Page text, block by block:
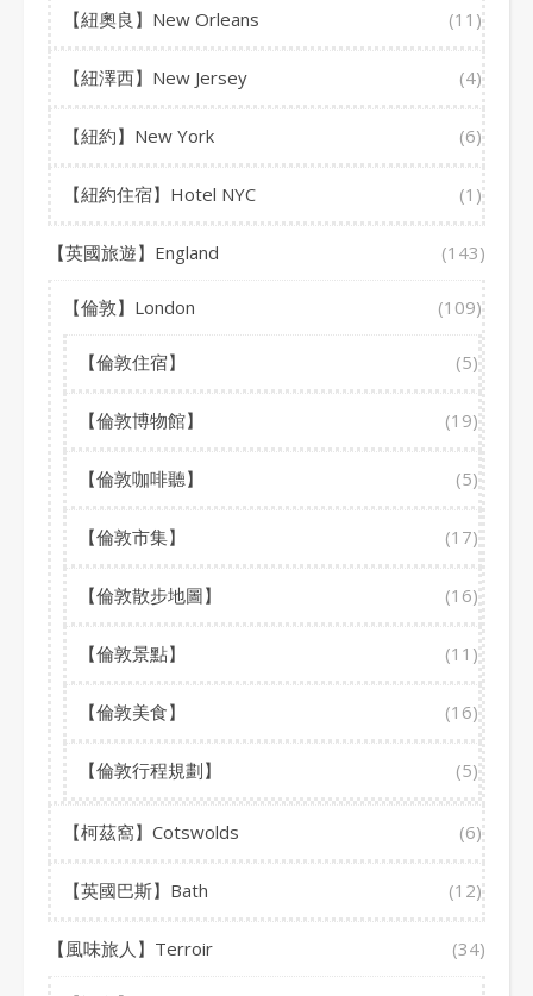
【紐奧良】New Orleans (11)
【紐澤西】New Jersey (4)
【紐約】New York (6)
【紐約住宿】Hotel NYC (1)
【英國旅遊】England (143)
【倫敦】London (109)
【倫敦住宿】 (5)
【倫敦博物館】 (19)
【倫敦咖啡聽】 (5)
【倫敦市集】 (17)
【倫敦散步地圖】 (16)
【倫敦景點】 (11)
【倫敦美食】 (16)
【倫敦行程規劃】 (5)
【柯茲窩】Cotswolds (6)
【英國巴斯】Bath (12)
【風味旅人】Terroir (34)